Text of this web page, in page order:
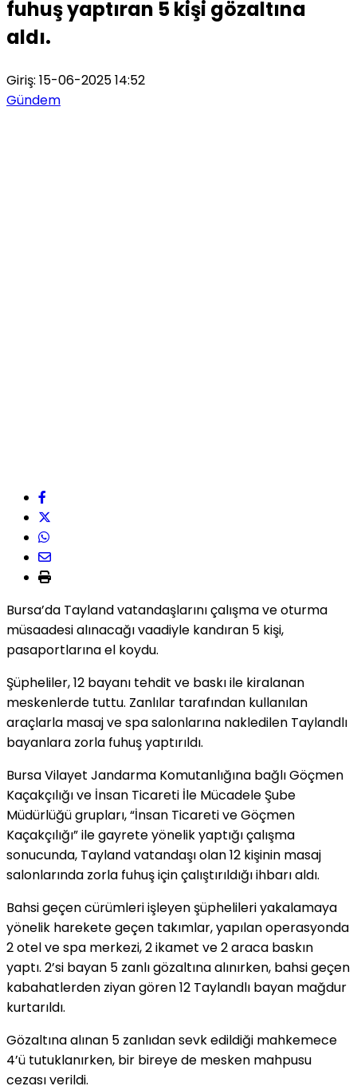
fuhuş yaptıran 5 kişi gözaltına
aldı.
Giriş: 15-06-2025 14:52
Gündem
Bursa’da Tayland vatandaşlarını çalışma ve oturma
müsaadesi alınacağı vaadiyle kandıran 5 kişi,
pasaportlarına el koydu.
Şüpheliler, 12 bayanı tehdit ve baskı ile kiralanan
meskenlerde tuttu. Zanlılar tarafından kullanılan
araçlarla masaj ve spa salonlarına nakledilen Taylandlı
bayanlara zorla fuhuş yaptırıldı.
Bursa Vilayet Jandarma Komutanlığına bağlı Göçmen
Kaçakçılığı ve İnsan Ticareti İle Mücadele Şube
Müdürlüğü grupları, “İnsan Ticareti ve Göçmen
Kaçakçılığı” ile gayrete yönelik yaptığı çalışma
sonucunda, Tayland vatandaşı olan 12 kişinin masaj
salonlarında zorla fuhuş için çalıştırıldığı ihbarı aldı.
Bahsi geçen cürümleri işleyen şüphelileri yakalamaya
yönelik harekete geçen takımlar, yapılan operasyonda
2 otel ve spa merkezi, 2 ikamet ve 2 araca baskın
yaptı. 2’si bayan 5 zanlı gözaltına alınırken, bahsi geçen
kabahatlerden ziyan gören 12 Taylandlı bayan mağdur
kurtarıldı.
Gözaltına alınan 5 zanlıdan sevk edildiği mahkemece
4’ü tutuklanırken, bir bireye de mesken mahpusu
cezası verildi.